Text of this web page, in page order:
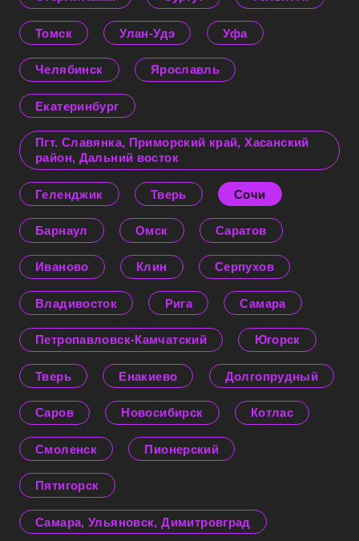
Томск Улан-Удэ Уфа
Челябинск Ярославль
Екатеринбург
Пгт. Славянка, Приморский край, Хасанский
район, Дальний восток
Геленджик Тверь Сочи
Барнаул Омск Саратов
Иваново Клин Серпухов
Владивосток Рига Самара
Петропавловск-Камчатский Югорск
Тверь Енакиево Долгопрудный
Саров Новосибирск Котлас
Смоленск Пионерский
Пятигорск
Самара, Ульяновск, Димитровград